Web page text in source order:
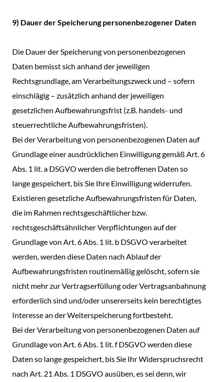
9) Dauer der Speicherung personenbezogener Daten
Die Dauer der Speicherung von personenbezogenen
Daten bemisst sich anhand der jeweiligen
Rechtsgrundlage, am Verarbeitungszweck und – sofern
einschlägig – zusätzlich anhand der jeweiligen
gesetzlichen Aufbewahrungsfrist (z.B. handels- und
steuerrechtliche Aufbewahrungsfristen).
Bei der Verarbeitung von personenbezogenen Daten auf
Grundlage einer ausdrücklichen Einwilligung gemäß Art. 6
Abs. 1 lit. a DSGVO werden die betroffenen Daten so
lange gespeichert, bis Sie Ihre Einwilligung widerrufen.
Existieren gesetzliche Aufbewahrungsfristen für Daten,
die im Rahmen rechtsgeschäftlicher bzw.
rechtsgeschäftsähnlicher Verpflichtungen auf der
Grundlage von Art. 6 Abs. 1 lit. b DSGVO verarbeitet
werden, werden diese Daten nach Ablauf der
Aufbewahrungsfristen routinemäßig gelöscht, sofern sie
nicht mehr zur Vertragserfüllung oder Vertragsanbahnung
erforderlich sind und/oder unsererseits kein berechtigtes
Interesse an der Weiterspeicherung fortbesteht.
Bei der Verarbeitung von personenbezogenen Daten auf
Grundlage von Art. 6 Abs. 1 lit. f DSGVO werden diese
Daten so lange gespeichert, bis Sie Ihr Widerspruchsrecht
nach Art. 21 Abs. 1 DSGVO ausüben, es sei denn, wir